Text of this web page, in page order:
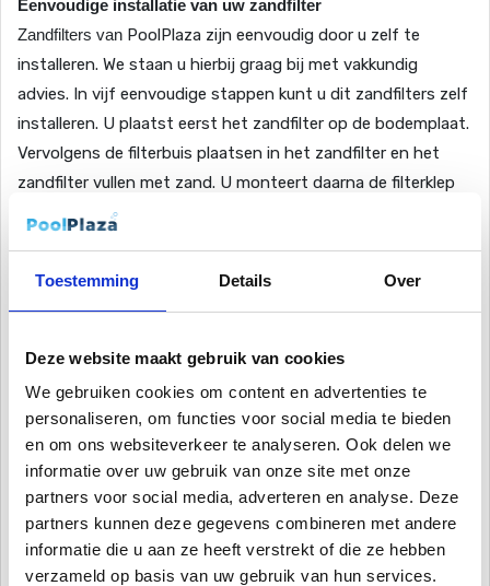
Toestemming Details Over
Deze website maakt gebruik van cookies
We gebruiken cookies om content en advertenties te
personaliseren, om functies voor social media te bieden
en om ons websiteverkeer te analyseren. Ook delen we
informatie over uw gebruik van onze site met onze
partners voor social media, adverteren en analyse. Deze
partners kunnen deze gegevens combineren met andere
informatie die u aan ze heeft verstrekt of die ze hebben
verzameld op basis van uw gebruik van hun services.
Eenvoudige installatie van uw zandfilter
Zandfilters van PoolPlaza zijn eenvoudig door u zelf te
installeren. We staan u hierbij graag bij met vakkundig
advies. In vijf eenvoudige stappen kunt u dit zandfilters zelf
installeren. U plaatst eerst het zandfilter op de bodemplaat.
Vervolgens de filterbuis plaatsen in het zandfilter en het
zandfilter vullen met zand. U monteert daarna de filterklep
met de meegeleverde beugel. Als laatst monteert u de
voor gebruik.
De zwembadfilters van PoolPlazavereisen weinig onderhoud.
In de winter kunt u het water met een enkele handeling via
de aftapkraan aftappen uit het zandfiltervat. Ook de
zwembadpomp is met een eenvoudige handeling
vorstbestendig. Het reinigen en terugspoelen van het
zandfilter systeem is via de meerstandenklep ook snel
gedaan. Op de manometer in meerstandklep is eenvoudig te
zien wanneer dit nodig is. U spoelt uw zandfilter voor uw